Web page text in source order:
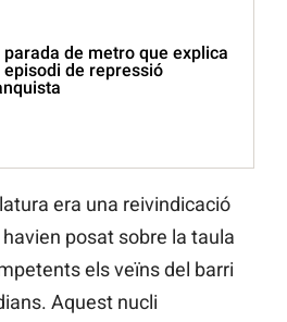
parada de metro que explica
episodi de repressió
era una reivindicació
posat sobre la taula
els veïns del barri
Aquest nucli